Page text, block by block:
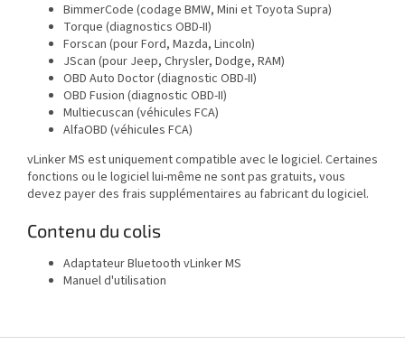
BimmerCode (codage BMW, Mini et Toyota Supra)
Torque (diagnostics OBD-II)
Forscan (pour Ford, Mazda, Lincoln)
JScan (pour Jeep, Chrysler, Dodge, RAM)
OBD Auto Doctor (diagnostic OBD-II)
OBD Fusion (diagnostic OBD-II)
Multiecuscan (véhicules FCA)
AlfaOBD (véhicules FCA)
vLinker MS est uniquement compatible avec le logiciel. Certaines
fonctions ou le logiciel lui-même ne sont pas gratuits, vous
devez payer des frais supplémentaires au fabricant du logiciel.
Contenu du colis
Adaptateur Bluetooth vLinker MS
Manuel d'utilisation